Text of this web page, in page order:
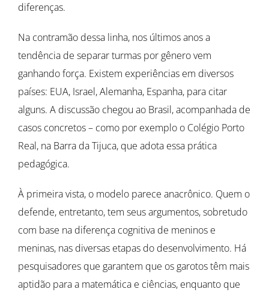
diferenças.
Na contramão dessa linha, nos últimos anos a
tendência de separar turmas por gênero vem
ganhando força. Existem experiências em diversos
países: EUA, Israel, Alemanha, Espanha, para citar
alguns. A discussão chegou ao Brasil, acompanhada de
casos concretos – como por exemplo o Colégio Porto
Real, na Barra da Tijuca, que adota essa prática
pedagógica.
À primeira vista, o modelo parece anacrônico. Quem o
defende, entretanto, tem seus argumentos, sobretudo
com base na diferença cognitiva de meninos e
meninas, nas diversas etapas do desenvolvimento. Há
pesquisadores que garantem que os garotos têm mais
aptidão para a matemática e ciências, enquanto que